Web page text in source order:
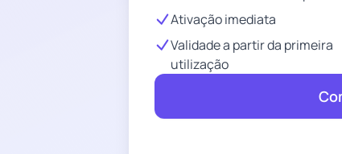
Ativação imediata
Validade a partir da primeira
utilização